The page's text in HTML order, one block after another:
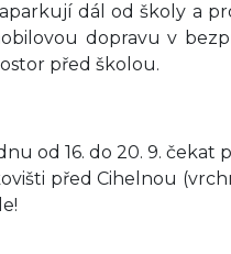
dál od školy a
dopravu v
před školou.
od 16. do 20. 9. čekat
před Cihelnou